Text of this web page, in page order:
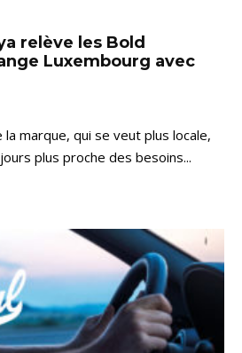
relève les Bold
Luxembourg avec
marque, qui se veut plus locale,
plus proche des besoins...